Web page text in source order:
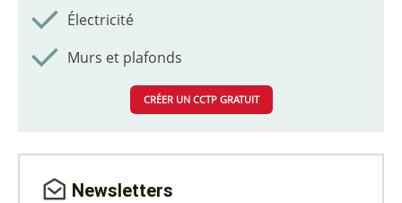
Électricité
Murs et plafonds
CRÉER UN CCTP GRATUIT
Newsletters